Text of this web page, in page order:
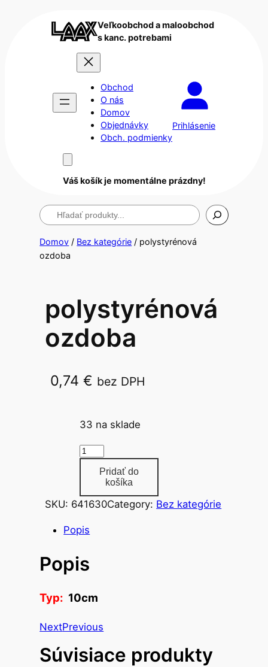
Veľkoobchod a maloobchod
s kanc. potrebami
Obchod
O nás
Domov
Objednávky
Obch. podmienky
Prihlásenie
Váš košík je momentálne prázdny!
Hľadanie
Domov / Bez kategórie / polystyrénová
ozdoba
polystyrénová
ozdoba
0,74€ bez DPH
33 na sklade
m
ž
t
o
p
l
y
t
Pridať do
košíka
SKU: 641630Category: Bez kategórie
Popis
Popis
Typ: 10cm
NextPrevious
Súvisiace produkty